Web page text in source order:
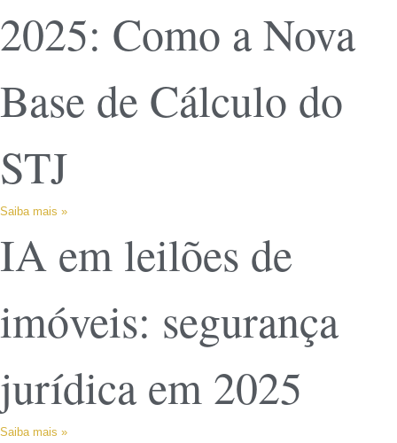
2025: Como a Nova
Base de Cálculo do
STJ
Saiba mais »
IA em leilões de
imóveis: segurança
jurídica em 2025
Saiba mais »